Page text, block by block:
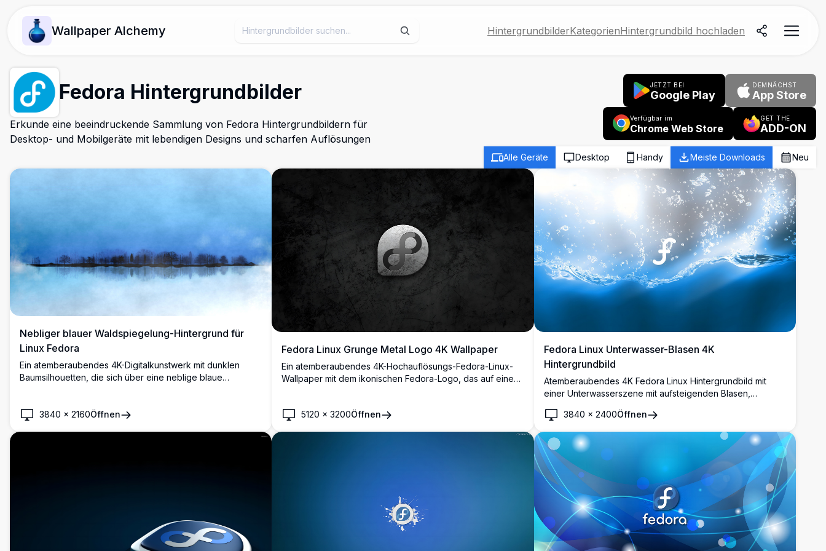
Wallpaper Alchemy HintergrundbilderKategorienHintergrundbild hochladen
Fedora Hintergrundbilder
Erkunde eine beeindruckende Sammlung von Fedora Hintergrundbildern für
Desktop- und Mobilgeräte mit lebendigen Designs und scharfen Auflösungen
JETZT BEI
Google Play
DEMNÄCHST
App Store
Verfügbar im
Chrome Web Store
GET THE
ADD-ON
Alle Geräte Desktop Handy Meiste Downloads Neu
Nebliger blauer Waldspiegelung-Hintergrund für
Linux Fedora
Ein atemberaubendes 4K-Digitalkunstwerk mit dunklen
Baumsilhouetten, die sich über eine neblige blaue
Hochauflösung vereint.
3840 × 2160Öffnen
Fedora Linux Grunge Metal Logo 4K Wallpaper
Ein atemberaubendes 4K-Hochauflösungs-Fedora-Linux-
Wallpaper mit dem ikonischen Fedora-Logo, das auf einem
Linux-Enthusiasten und Desktop-Anpassungen.
5120 ×3200Öffnen
Fedora Linux Unterwasser-Blasen 4K
Hintergrundbild
Atemberaubendes 4K Fedora Linux Hintergrundbild mit
einer Unterwasserszene mit aufsteigenden Blasen,
Das ikonische Fedora-Logo schwebt elegant inmitten
kristallklarer Wasserstrahlen und Licht.
3840 × 2400Öffnen